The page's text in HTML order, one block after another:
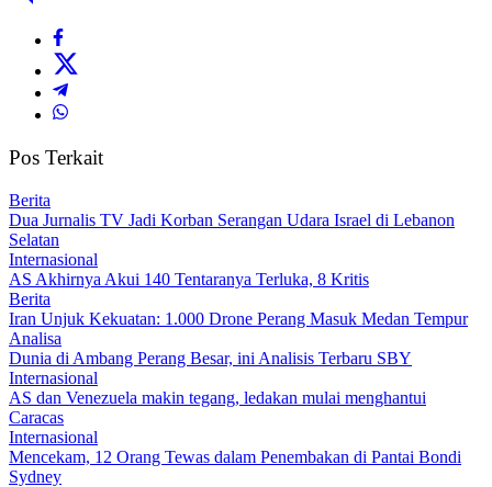
Pos Terkait
Berita
Dua Jurnalis TV Jadi Korban Serangan Udara Israel di Lebanon
Selatan
Internasional
AS Akhirnya Akui 140 Tentaranya Terluka, 8 Kritis
Berita
Iran Unjuk Kekuatan: 1.000 Drone Perang Masuk Medan Tempur
Analisa
Dunia di Ambang Perang Besar, ini Analisis Terbaru SBY
Internasional
AS dan Venezuela makin tegang, ledakan mulai menghantui
Caracas
Internasional
Mencekam, 12 Orang Tewas dalam Penembakan di Pantai Bondi
Sydney